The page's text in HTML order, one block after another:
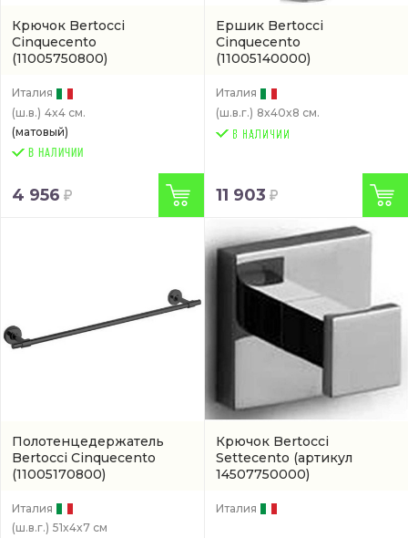
Крючок Bertocci
Cinquecento
(11005750800)
Италия
(ш.в.) 4x4 см.
(матовый)
В НАЛИЧИИ
4 956
Ершик Bertocci
Cinquecento
(11005140000)
Италия
(ш.в.г.) 8x40x8 см.
11 903
Полотенцедержатель
Bertocci Cinquecento
(11005170800)
Италия
(ш.в.г.) 51x4x7 см
Крючок Bertocci
Settecento (артикул
14507750000)
Италия